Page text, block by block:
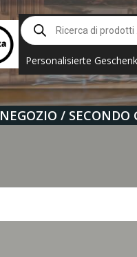
Ricerca
prodotti
Personalisierte
NEGOZIO SECONDO